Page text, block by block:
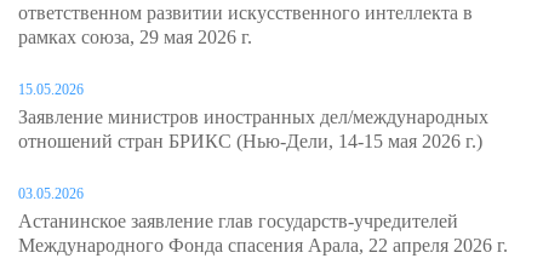
ответственном развитии искусственного интеллекта в
рамках союза, 29 мая 2026 г.
15.05.2026
Заявление министров иностранных дел/международных
отношений стран БРИКС (Нью-Дели, 14-15 мая 2026 г.)
03.05.2026
Астанинское заявление глав государств-учредителей
Международного Фонда спасения Арала, 22 апреля 2026 г.